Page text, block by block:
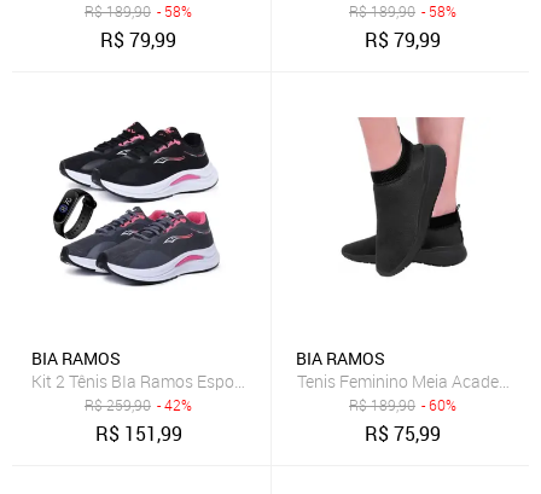
R$189,90 - 58%
R$79,99
R$189,90 - 58%
R$79,99
BIA RAMOS
Kit 2 Tênis BIa Ramos Esportivo Caminhada Academia Feminino
R$259,90 - 42%
R$ 151,99
BIA RAMOS
Tenis Feminino Meia Academia
R$189,90 - 60%
R$75,99